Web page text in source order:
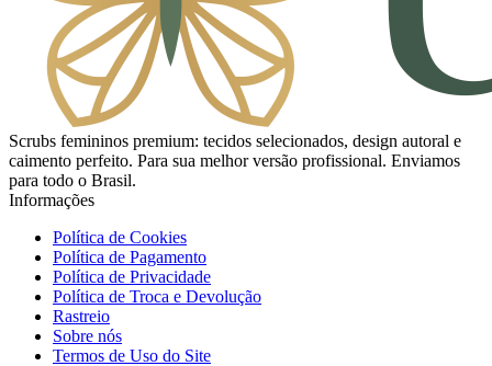
Scrubs femininos premium: tecidos selecionados, design autoral e
caimento perfeito. Para sua melhor versão profissional. Enviamos
para todo o Brasil.
Informações
Política de Cookies
Política de Pagamento
Política de Privacidade
Política de Troca e Devolução
Rastreio
Sobre nós
Termos de Uso do Site